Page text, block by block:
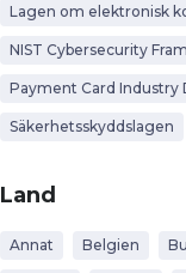
Lagen om elektronisk
NIST Cybersecurity
Payment Card Industry
Säkerhetsskyddslagen
Land
Annat Belgien